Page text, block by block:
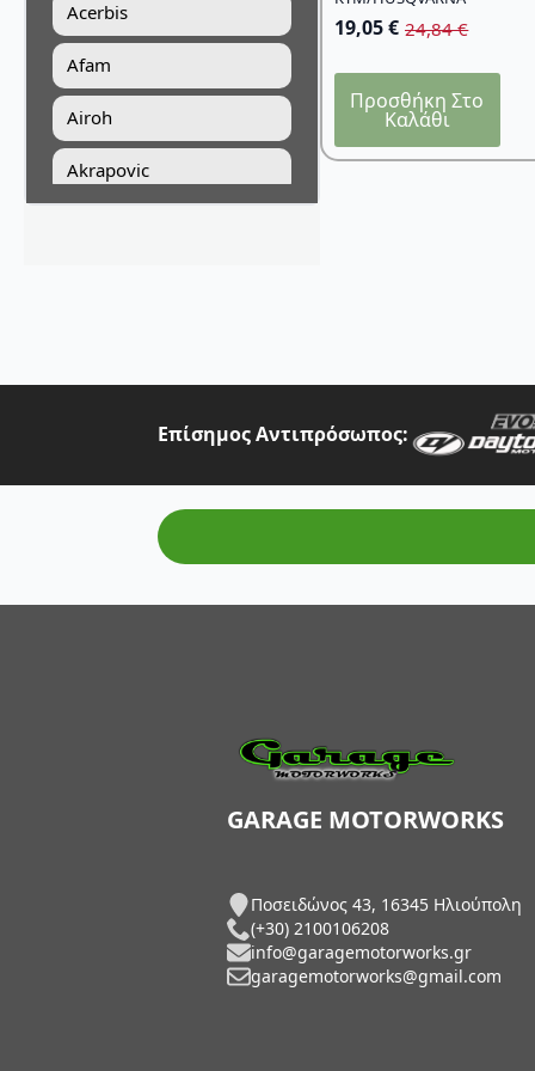
Acerbis
Afam
Airoh
Akrapovic
Art Moto
Auvray
AXP Racing
BMW Genuine Parts
24,84€
Original
was:
24,84 €.
19,05€
Η
τιμή
είναι:
19,05 €.
Προσθήκη Στο
Καλάθι
Επίσημος Αντιπρόσωπος:
GARAGE MOTORWORKS
Ποσειδώνος 43, 16345 Ηλιούπολη
(+30) 2100106208
info@garagemotorworks.gr
garagemotorworks@gmail.com